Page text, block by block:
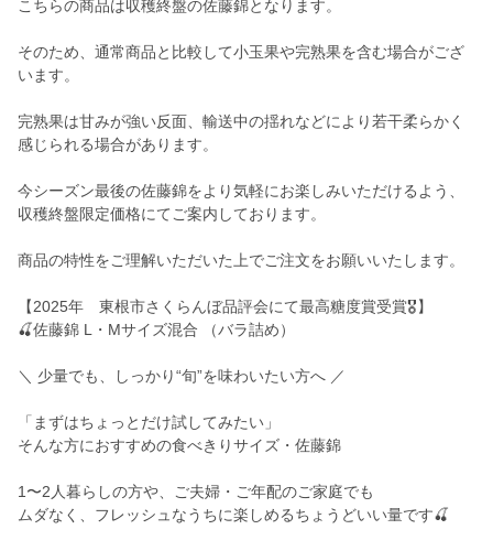
こちらの商品は収穫終盤の佐藤錦となります。
そのため、通常商品と比較して小玉果や完熟果を含む場合がござ
います。
完熟果は甘みが強い反面、輸送中の揺れなどにより若干柔らかく
感じられる場合があります。
今シーズン最後の佐藤錦をより気軽にお楽しみいただけるよう、
収穫終盤限定価格にてご案内しております。
商品の特性をご理解いただいた上でご注文をお願いいたします。
【2025年 東根市さくらんぼ品評会にて最高糖度賞受賞🎖】
🍒佐藤錦 L・Mサイズ混合 （バラ詰め）
＼ 少量でも、しっかり“旬”を味わいたい方へ ／
「まずはちょっとだけ試してみたい」
そんな方におすすめの食べきりサイズ・佐藤錦
1〜2人暮らしの方や、ご夫婦・ご年配のご家庭でも
ムダなく、フレッシュなうちに楽しめるちょうどいい量です🍒